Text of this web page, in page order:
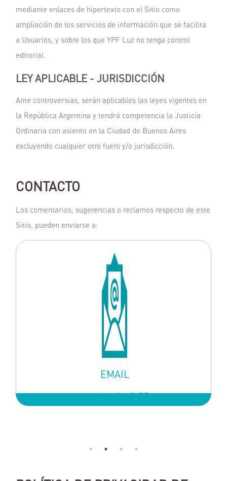
mediante enlaces de hipertexto con el Sitio como
ampliación de los servicios de información que se facilita
a Usuarios, y sobre los que YPF Luz no tenga control
editorial.
LEY APLICABLE - JURISDICCIÓN
Ante controversias, serán aplicables las leyes vigentes en
la República Argentina y tendrá competencia la Justicia
Ordinaria con asiento en la Ciudad de Buenos Aires
excluyendo cualquier otro fuero y/o jurisdicción.
CONTACTO
Los comentarios, sugerencias o reclamos respecto de este
Sitio, pueden enviarse a:
EMAIL
sugerenciasypfluz@YPF.com